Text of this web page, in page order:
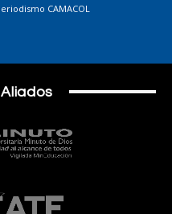
CAMACOL